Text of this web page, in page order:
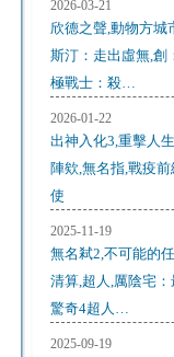
2026-03-21
欣德之聲,動物方城
斯汀：走出虛無,創
極戰士：殺…
2026-01-22
出神入化3,重擊人
陣欸,無名指,戰疫
使
2025-11-19
無名弒2,不可能的
清算,超人,厲陰宅
驚奇4超人…
2025-09-19